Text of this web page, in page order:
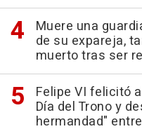
Muere una
de su expareja,
muerto tras ser
Felipe VI felicitó
Día del Trono y
hermandad"